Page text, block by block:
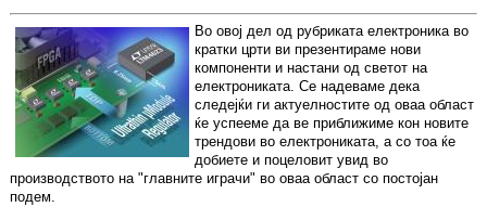
Во овој дел од рубриката електроника во
кратки црти ви презентираме нови
компоненти и настани од светот на
електрониката. Се надеваме дека
следејќи ги актуелностите од оваа област
ќе успееме да ве приближиме кон новите
трендови во електрониката, а со тоа ќе
добиете и поцеловит увид во
производството на "главните играчи" во оваа област со постојан
подем.